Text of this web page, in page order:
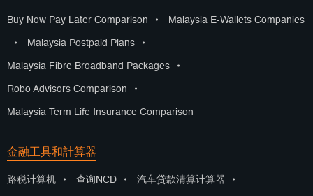
Buy Now Pay Later Comparison • Malaysia E-Wallets Companies
• Malaysia Postpaid Plans •
Malaysia Fibre Broadband Packages •
Robo Advisors Comparison •
Malaysia Term Life Insurance Comparison
金融工具和計算器
路税计算机 • 查询NCD • 汽车贷款清算计算器 •